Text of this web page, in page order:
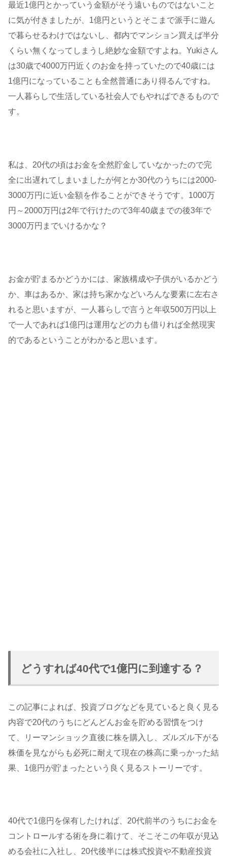
最近1億円とかっていう金額がそう遠いものではないこと
に気が付きましたが、1億円というとそこまで派手に遊ん
で暮らせるわけではないし、都内でマンション買えば半分
くらい無くなってしまうし絶妙な金額ですよね。Yukiさん
は30歳で4000万円近くのお金を持っていたので40歳には
1億円になっていることも全然普通にあり得るんですね。
一人暮らしで生活している社会人でもやればできるもので
す。
私は、20代の頃はお金を全然貯金していなかったので完
全に出遅れてしまいましたが何とか30代のうちには2000-
3000万円に近い金額を作ることができそうです。1000万
円～2000万円は2年で行けたので3年40歳までの後3年で
3000万円までいけるかな？
お金が貯まるかどうかには、家族構成や子供がいるかどう
か、車はあるか、家は持ち家かなどいろんな要素に左右さ
れると思いますが、一人暮らしで言うと年収500万円以上
で一人であれば1億円は運用などの力も借りれば全然現実
的であるということがわかると思います。
どうすれば40代で1億円に到達する？
この記事によれば、投資ブログなどを見ていると良く見る
内容で20代のうちにどんどんお金を貯める習慣をつけ
て、リーマンショック直後に株を購入し、ズルズル下がる
株価を見ながらも必死に耐えて現在の株高に乗っかった結
果、1億円が貯まったという良く見るストーリーです。
40代で1億円を保有したければ、20代前半のうちにお金を
コントロールする術を身に着けて、そこそこの年収が見込
める会社に入社し、20代後半には株式投資や不動産投資